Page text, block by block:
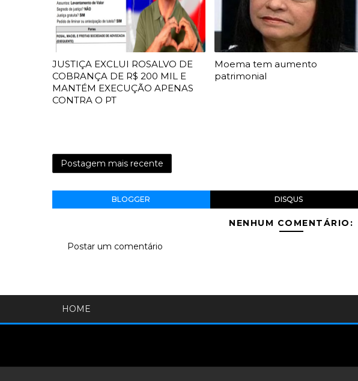
JUSTIÇA EXCLUI ROSALVO DE
COBRANÇA DE R$ 200 MIL E
MANTÉM EXECUÇÃO APENAS
CONTRA O PT
Moema tem aumento
patrimonial
Postagem mais recente
BLOGGER DISQUS
NENHUM COMENTÁRIO:
Postar um comentário
HOME